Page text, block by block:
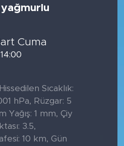
Cuma
14:00
Sıcaklık:
hPa, Rüzgar: 5
Yağış: 1 mm, Çiy
3.5,
10 km, Gün